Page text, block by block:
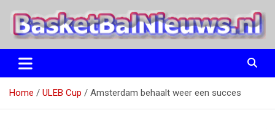
naar
BasketBalNieuws.nl
Etten
Home ULEB Cup Amsterdam behaalt weer een succes